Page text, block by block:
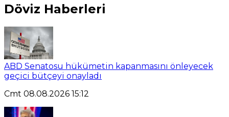
Döviz Haberleri
ABD Senatosu hükümetin kapanmasını önleyecek
geçici bütçeyi onayladı
Cmt 08.08.2026 15:12